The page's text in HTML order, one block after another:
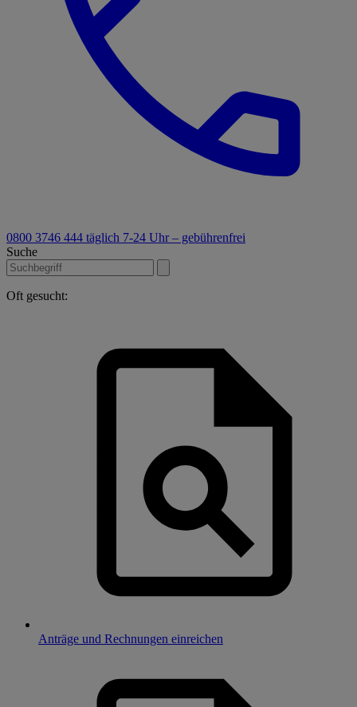
0800 3746 444 täglich 7-24 Uhr – gebührenfrei
Suche
Oft gesucht:
Anträge und Rechnungen einreichen